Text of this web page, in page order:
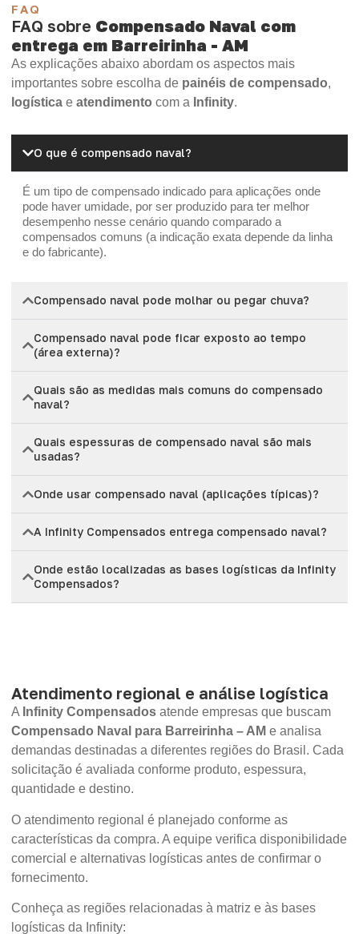
FAQ
FAQ sobre Compensado Naval com
entrega em Barreirinha - AM
As explicações abaixo abordam os aspectos mais
importantes sobre escolha de painéis de compensado,
logística e atendimento com a Infinity.
O que é compensado naval?
É um tipo de compensado indicado para aplicações onde
pode haver umidade, por ser produzido para ter melhor
desempenho nesse cenário quando comparado a
compensados comuns (a indicação exata depende da linha
e do fabricante).
Compensado naval pode molhar ou pegar chuva?
Compensado naval pode ficar exposto ao tempo
(área externa)?
Quais são as medidas mais comuns do compensado
naval?
Quais espessuras de compensado naval são mais
usadas?
Onde usar compensado naval (aplicações típicas)?
A Infinity Compensados entrega compensado naval?
Onde estão localizadas as bases logísticas da Infinity
Compensados?
Atendimento regional e análise logística
A Infinity Compensados atende empresas que buscam
Compensado Naval para Barreirinha – AM e analisa
demandas destinadas a diferentes regiões do Brasil. Cada
solicitação é avaliada conforme produto, espessura,
quantidade e destino.
O atendimento regional é planejado conforme as
características da compra. A equipe verifica disponibilidade
comercial e alternativas logísticas antes de confirmar o
fornecimento.
Conheça as regiões relacionadas à matriz e às bases
logísticas da Infinity: